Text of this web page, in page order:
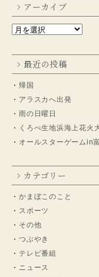
アーカイブ
最近の投稿
帰国
アラスカへ出発
雨の日曜日
くろべ生地浜海上花火
オールスターゲームin
カテゴリー
かまぼこのこと
スポーツ
その他
つぶやき
テレビ番組
ニュース